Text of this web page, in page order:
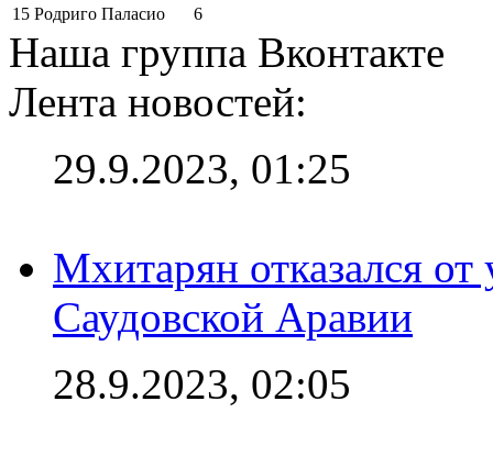
15 Родриго Паласио 6
Наша группа Вконтакте
Лента новостей:
29.9.2023, 01:25
Мхитарян отказался от
Саудовской Аравии
28.9.2023, 02:05